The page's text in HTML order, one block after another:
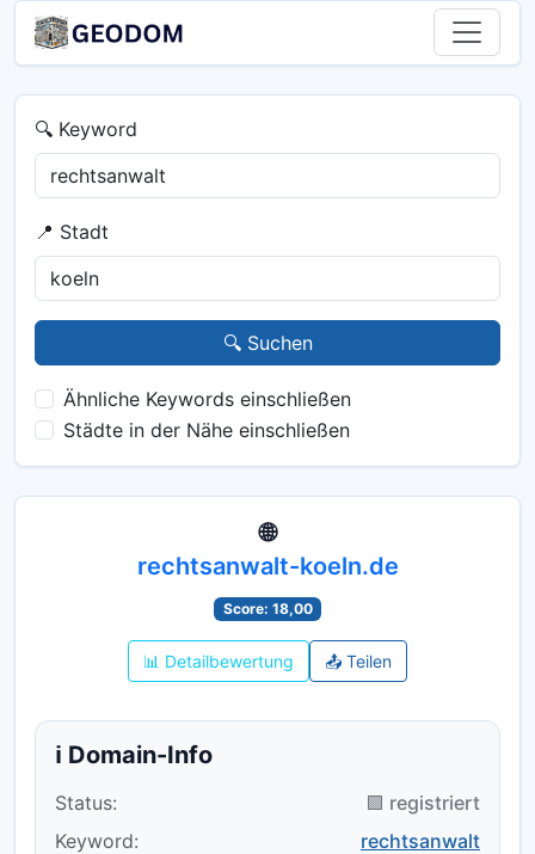
🔍 Keyword
📍 Stadt
🔍 Suchen
Ähnliche Keywords einschließen
Städte in der Nähe einschließen
🌐
rechtsanwalt-koeln.de
Score: 18,00
📊 Detailbewertung 📤 Teilen
ℹ️ Domain-Info
Status:
🟪 registriert
Keyword:
rechtsanwalt